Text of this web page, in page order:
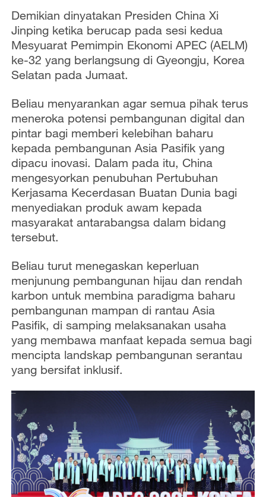
Demikian dinyatakan Presiden China Xi
Jinping ketika berucap pada sesi kedua
Mesyuarat Pemimpin Ekonomi APEC (AELM)
ke-32 yang berlangsung di Gyeongju, Korea
Selatan pada Jumaat.
Beliau menyarankan agar semua pihak terus
meneroka potensi pembangunan digital dan
pintar bagi memberi kelebihan baharu
kepada pembangunan Asia Pasifik yang
dipacu inovasi. Dalam pada itu, China
mengesyorkan penubuhan Pertubuhan
Kerjasama Kecerdasan Buatan Dunia bagi
menyediakan produk awam kepada
masyarakat antarabangsa dalam bidang
tersebut.
Beliau turut menegaskan keperluan
menjunung pembangunan hijau dan rendah
karbon untuk membina paradigma baharu
pembangunan mampan di rantau Asia
Pasifik, di samping melaksanakan usaha
yang membawa manfaat kepada semua bagi
mencipta landskap pembangunan serantau
yang bersifat inklusif.